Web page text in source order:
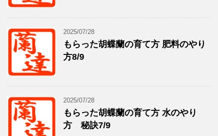
2025/07/28
もらった胡蝶蘭の育て方 肥料のやり
方8/9
2025/07/28
もらった胡蝶蘭の育て方 水のやり
方 秘訣7/9